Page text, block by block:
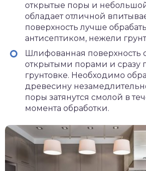
открытые поры и
обладает отличной
поверхность лучше
антисептиком, нежели
Шлифованная поверхность
открытыми порами и сразу
грунтовке. Необходимо
древесину
поры затянутся смолой в
момента обработки.